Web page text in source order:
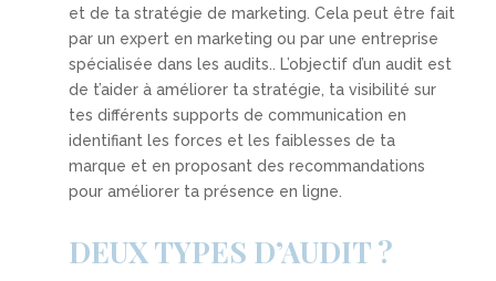
et de ta stratégie de marketing. Cela peut être fait
par un expert en marketing ou par une entreprise
spécialisée dans les audits.. L’objectif d’un audit est
de t’aider à améliorer ta stratégie, ta visibilité sur
tes différents supports de communication en
identifiant les forces et les faiblesses de ta
marque et en proposant des recommandations
pour améliorer ta présence en ligne.
DEUX TYPES D’AUDIT ?